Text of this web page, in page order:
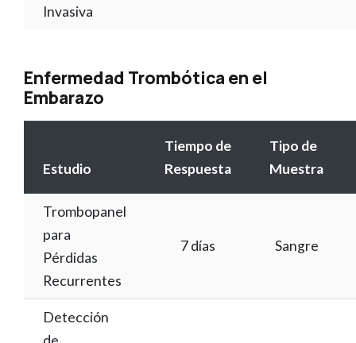
Invasiva
Enfermedad Trombótica en el
Embarazo
Estudio
Tiempo de
Respuesta
Tipo de
Muestra
Trombopanel
para
Pérdidas
Recurrentes
7 días Sangre
Detección